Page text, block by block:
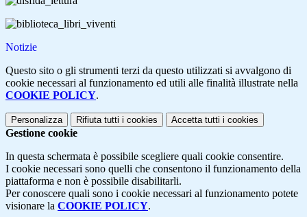
Notizie
Questo sito o gli strumenti terzi da questo utilizzati si avvalgono di
cookie necessari al funzionamento ed utili alle finalità illustrate nella
COOKIE POLICY.
Personalizza Rifiuta tutti i cookies Accetta tutti i cookies
Gestione cookie
In questa schermata è possibile scegliere quali cookie consentire.
I cookie necessari sono quelli che consentono il funzionamento della
piattaforma e non è possibile disabilitarli.
Per conoscere quali sono i cookie necessari al funzionamento potete
visionare la COOKIE POLICY.